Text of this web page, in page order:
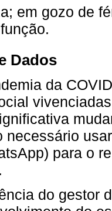
em gozo de
Dados
da
necessário
para o
do gestor